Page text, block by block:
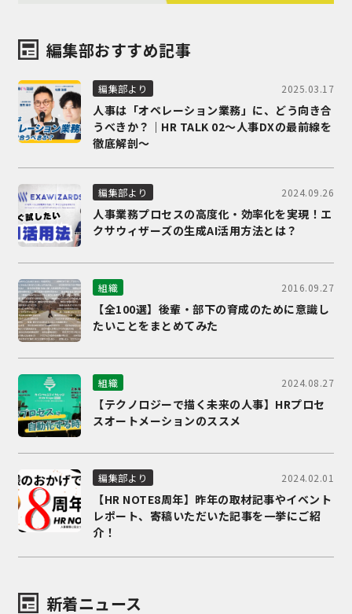
編集部おすすめ記事
編集部より 2025.03.17
人事は「オペレーション業務」に、どう向き合
うべきか？｜HR TALK 02～人事DXの最前線を
徹底解剖～
編集部より 2024.09.26
人事業務プロセスの高度化・効率化を実現！エ
クサウィザーズの生成AI活用方法とは？
組織 2016.09.27
【全100選】後輩・部下の育成のために意識し
たいことをまとめてみた
組織 2024.08.27
【テクノロジーで描く未来の人事】HRプロセ
スオートメーションのススメ
編集部より 2024.02.01
【HR NOTE8周年】昨年の取材記事やイベント
レポート、寄稿いただいた記事を一挙にご紹
介！
新着ニュース